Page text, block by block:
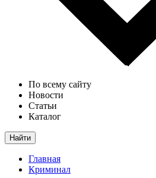
По всему сайту
Новости
Статьи
Каталог
Найти
Главная
Криминал